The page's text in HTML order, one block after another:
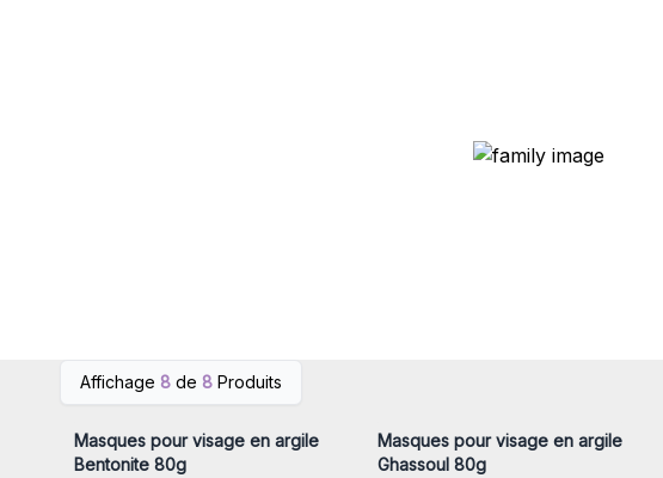
Affichage 8 de 8 Produits
vous pour accéder aux prix de
gros
Masques pour visage en argile
Bentonite 80g
Masques pour visage en argile
Ghassoul 80g